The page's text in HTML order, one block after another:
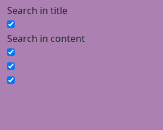
Search in title
Search in content